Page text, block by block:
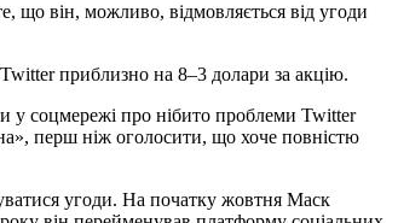
що він, можливо, відмовляється від угоди
приблизно на 8–3 долари за акцію.
у соцмережі про нібито проблеми Twitter
перш ніж оголосити, що хоче повністю
угоди. На початку жовтня Маск